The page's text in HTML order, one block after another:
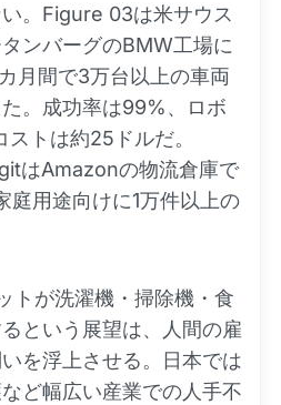
。Figure 03は米サウス
ンバーグのBMW工場に
月間で3万台以上の車両
。成功率は99%、ロボ
ストは約25ドルだ。
はAmazonの物流倉庫で
庭用途向けに1万件以上の
トが洗濯機・掃除機・食
という展望は、人間の雇
を浮上させる。日本では
ど幅広い産業での人手不